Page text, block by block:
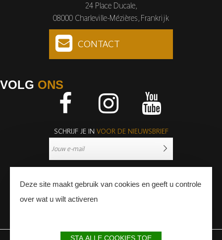
24 Place Ducale,
08000 Charleville-Mézières, Frankrijk
CONTACT
VOLG ONS
SCHRIJF JE IN VOOR DE NIEUWSBRIEF
Deze site maakt gebruik van cookies en geeft u controle
over wat u wilt activeren
STA ALLE COOKIES TOE